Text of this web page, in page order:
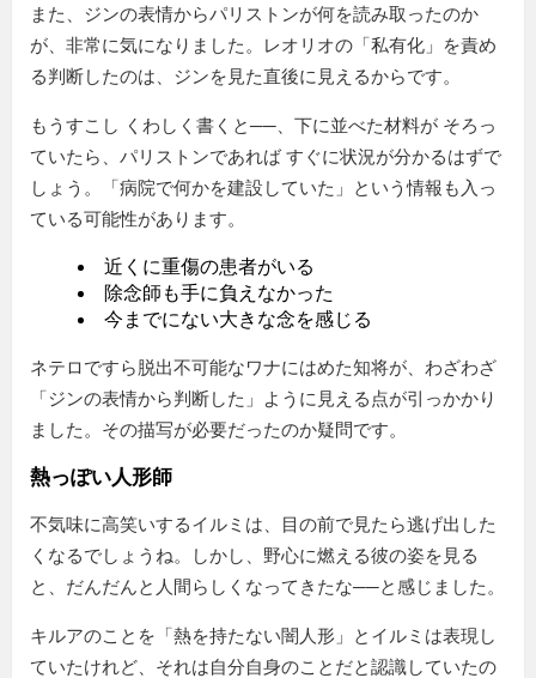
また、ジンの表情からパリストンが何を読み取ったのか
が、非常に気になりました。レオリオの「私有化」を責め
る判断したのは、ジンを見た直後に見えるからです。
もうすこし くわしく書くと──、下に並べた材料が そろっ
ていたら、パリストンであれば すぐに状況が分かるはずで
しょう。「病院で何かを建設していた」という情報も入っ
ている可能性があります。
近くに重傷の患者がいる
除念師も手に負えなかった
今までにない大きな念を感じる
ネテロですら脱出不可能なワナにはめた知将が、わざわざ
「ジンの表情から判断した」ように見える点が引っかかり
ました。その描写が必要だったのか疑問です。
熱っぽい人形師
不気味に高笑いするイルミは、目の前で見たら逃げ出した
くなるでしょうね。しかし、野心に燃える彼の姿を見る
と、だんだんと人間らしくなってきたな──と感じました。
キルアのことを「熱を持たない闇人形」とイルミは表現し
ていたけれど、それは自分自身のことだと認識していたの